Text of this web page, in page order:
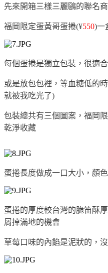
先來開箱三樣三麗鷗的聯名商
福岡限定蛋黃哥蛋捲(¥550)一
每個蛋捲是獨立包裝，很適
或是放包包裡，等血糖低的
就被我吃光了)
包裝總共有三個圖案，福岡
乾淨收藏
蛋捲長度做成一口大小，顏
蛋捲的厚度較台灣的脆笛酥
屑掉滿地的機會
草莓口味的內餡是泥狀的，